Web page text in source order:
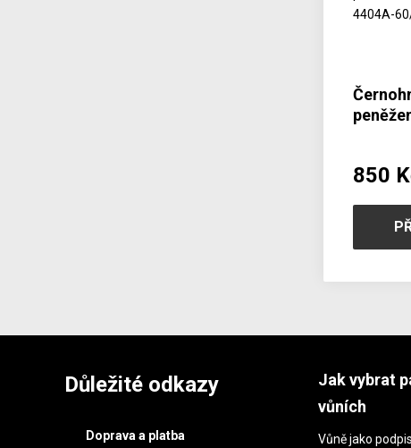
850
Důležité odkazy
Doprava a platba
Jak vybrat
vůních
Vůně jako